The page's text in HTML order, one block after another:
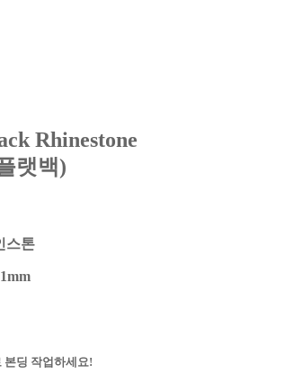
Rhinestone
랫백)
스톤
딩 작업하세요!